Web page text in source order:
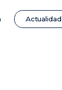
Actualidad